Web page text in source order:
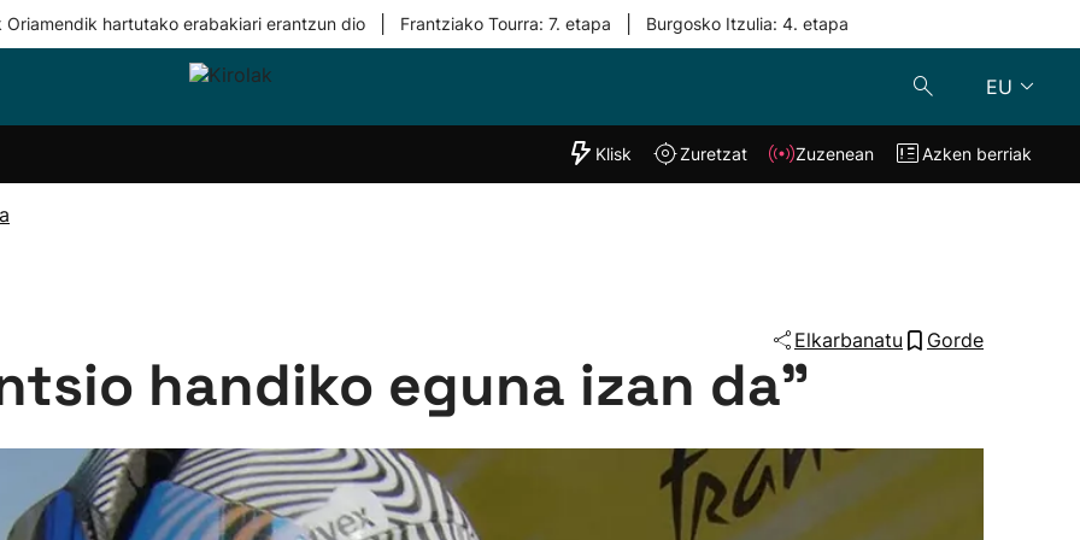
Oriamendik hartutako erabakiari erantzun dio Frantziako Tourra: 7. etapa Burgosko Itzulia: 4. etapa
EU
Taldeak
"Helmuga"
Klisk Zuzenean
Klisk Zuretzat Zuzenean Azken berriak
Elkarbanatu Gorde
handiko eguna izan da”